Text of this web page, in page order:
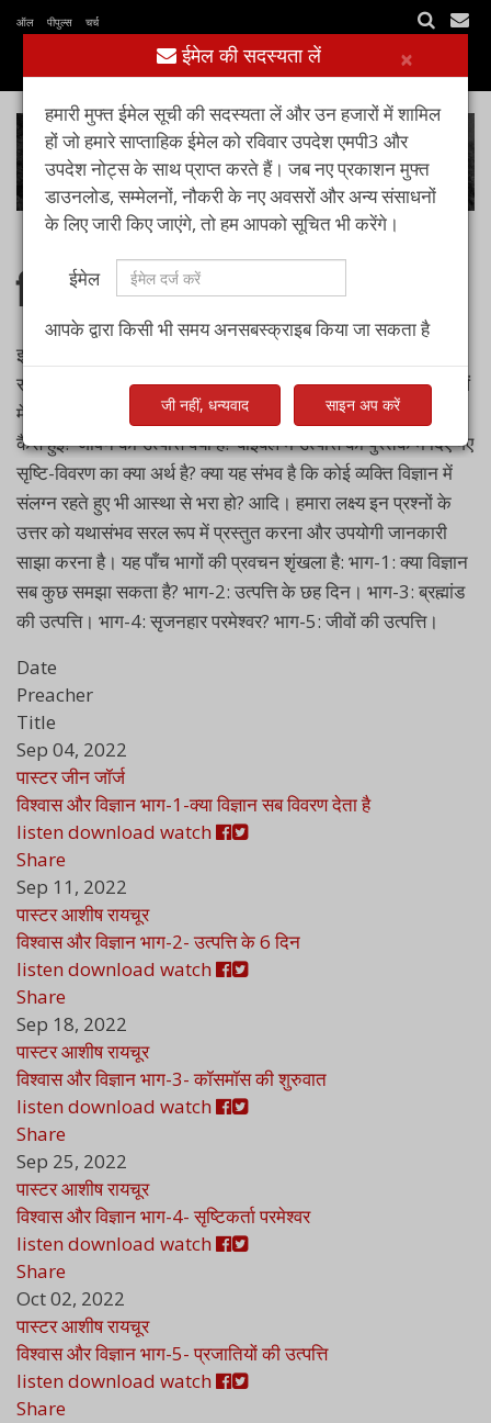
ऑल पीपुल्स चर्च
विश्वास और विज्ञान
इस विश्वास और विज्ञान पर आधारित उपदेश शृंखला में, हमारा उद्देश्य उन
सामान्य प्रश्नों का उत्तर देना है जो विश्वास और विज्ञान से संबंधित चर्चाओं
में उठते हैं। जैसे—क्या परमेश्वर का अस्तित्व है? इस ब्रह्मांड की उत्पत्ति
कैसे हुई? जीवन की उत्पत्ति क्या है? बाइबल में उत्पत्ति की पुस्तक में दिए गए
सृष्टि-विवरण का क्या अर्थ है? क्या यह संभव है कि कोई व्यक्ति विज्ञान में
संलग्न रहते हुए भी आस्था से भरा हो? आदि। हमारा लक्ष्य इन प्रश्नों के
उत्तर को यथासंभव सरल रूप में प्रस्तुत करना और उपयोगी जानकारी
साझा करना है। यह पाँच भागों की प्रवचन शृंखला है: भाग-1: क्या विज्ञान
सब कुछ समझा सकता है? भाग-2: उत्पत्ति के छह दिन। भाग-3: ब्रह्मांड
की उत्पत्ति। भाग-4: सृजनहार परमेश्वर? भाग-5: जीवों की उत्पत्ति।
Date
Preacher
Title
Sep 04, 2022
पास्टर जीन जॉर्ज
विश्वास और विज्ञान भाग-1-क्या विज्ञान सब विवरण देता है
listen download watch
Share
Sep 11, 2022
पास्टर आशीष रायचूर
विश्वास और विज्ञान भाग-2- उत्पत्ति के 6 दिन
listen download watch
Share
Sep 18, 2022
पास्टर आशीष रायचूर
विश्वास और विज्ञान भाग-3- कॉसमॉस की शुरुवात
listen download watch
Share
Sep 25, 2022
पास्टर आशीष रायचूर
विश्वास और विज्ञान भाग-4- सृष्टिकर्ता परमेश्वर
listen download watch
Share
Oct 02, 2022
पास्टर आशीष रायचूर
विश्वास और विज्ञान भाग-5- प्रजातियों की उत्पत्ति
listen download watch
Share
×
ईमेल की सदस्यता लें
हमारी मुफ्त ईमेल सूची की सदस्यता लें और उन हजारों में शामिल
हों जो हमारे साप्ताहिक ईमेल को रविवार उपदेश एमपी3 और
उपदेश नोट्स के साथ प्राप्त करते हैं। जब नए प्रकाशन मुफ्त
डाउनलोड, सम्मेलनों, नौकरी के नए अवसरों और अन्य संसाधनों
के लिए जारी किए जाएंगे, तो हम आपको सूचित भी करेंगे।
ईमेल
आपके द्वारा किसी भी समय अनसबस्क्राइब किया जा सकता है
जी नहीं, धन्यवाद साइन अप करें